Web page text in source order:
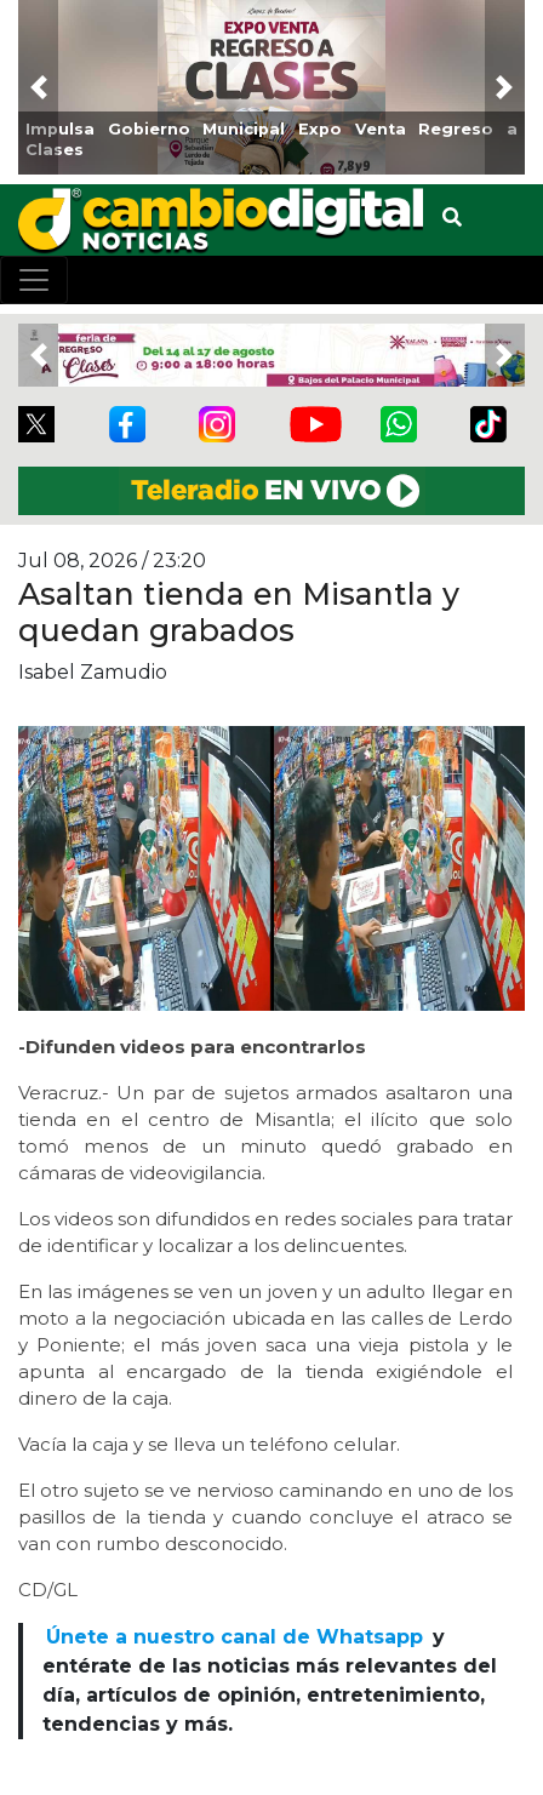
Impulsa Gobierno Municipal Expo Venta Regreso a
Clases
Previous
Previous
Jul 08, 2026 / 23:20
Asaltan tienda en Misantla y
quedan grabados
Isabel Zamudio
-Difunden videos para encontrarlos
Veracruz.- Un par de sujetos armados asaltaron una
tienda en el centro de Misantla; el ilícito que solo
tomó menos de un minuto quedó grabado en
cámaras de videovigilancia.
Los videos son difundidos en redes sociales para tratar
de identificar y localizar a los delincuentes.
En las imágenes se ven un joven y un adulto llegar en
moto a la negociación ubicada en las calles de Lerdo
y Poniente; el más joven saca una vieja pistola y le
apunta al encargado de la tienda exigiéndole el
dinero de la caja.
Vacía la caja y se lleva un teléfono celular.
El otro sujeto se ve nervioso caminando en uno de los
pasillos de la tienda y cuando concluye el atraco se
van con rumbo desconocido.
CD/GL
Únete a nuestro canal de Whatsapp y
entérate de las noticias más relevantes del
día, artículos de opinión, entretenimiento,
tendencias y más.